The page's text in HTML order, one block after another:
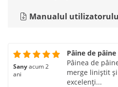
Manualul
Sanyacum 2
ani
Pâine de
Pâinea de
merge liniștit
excelenți...